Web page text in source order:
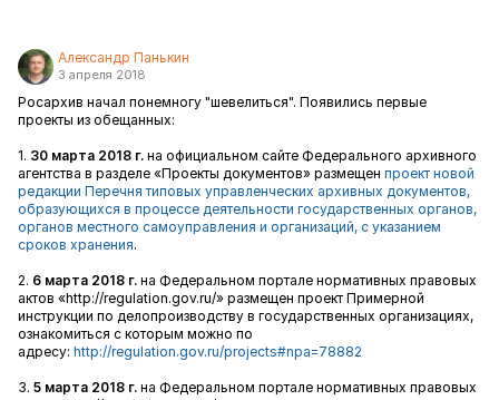
Александр Панькин
3 апреля 2018
Росархив начал понемногу "шевелиться". Появились первые
проекты из обещанных:
1. 30 марта 2018 г. на официальном сайте Федерального архивного
агентства в разделе «Проекты документов» размещен проект новой
редакции Перечня типовых управленческих архивных документов,
образующихся в процессе деятельности государственных органов,
органов местного самоуправления и организаций, с указанием
сроков хранения.
2. 6 марта 2018 г. на Федеральном портале нормативных правовых
актов «http://regulation.gov.ru/» размещен проект Примерной
инструкции по делопроизводству в государственных организациях,
ознакомиться с которым можно по
адресу: http://regulation.gov.ru/projects#npa=78882
3. 5 марта 2018 г. на Федеральном портале нормативных правовых